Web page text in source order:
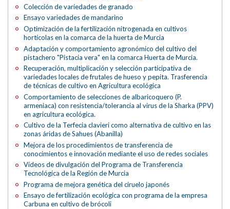
Colección de variedades de granado
Ensayo variedades de mandarino
Optimización de la fertilización nitrogenada en cultivos
hortícolas en la comarca de la huerta de Murcia
Adaptación y comportamiento agronómico del cultivo del
pistachero "Pistacia vera" en la comarca Huerta de Murcia.
Recuperación, multiplicación y selección participativa de
variedades locales de frutales de hueso y pepita. Trasferencia
de técnicas de cultivo en Agricultura ecológica
Comportamiento de selecciones de albaricoquero (P.
armeniaca) con resistencia/tolerancia al virus de la Sharka (PPV)
en agricultura ecológica.
Cultivo de la Terfecia clavieri como alternativa de cultivo en las
zonas áridas de Sahues (Abanilla)
Mejora de los procedimientos de transferencia de
conocimientos e innovación mediante el uso de redes sociales
Vídeos de divulgación del Programa de Transferencia
Tecnológica de la Región de Murcia
Programa de mejora genética del ciruelo japonés
Ensayo de fertilización ecológica con programa de la empresa
Carbuna en cultivo de brócoli